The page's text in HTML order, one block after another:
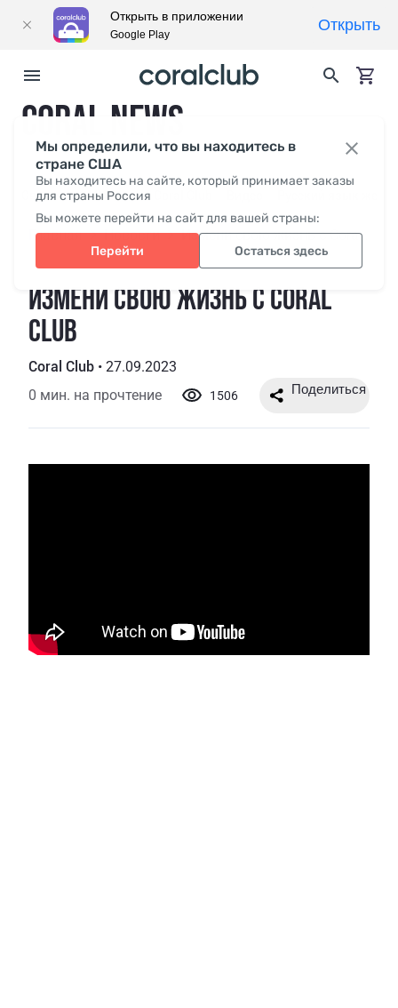
Мы определили, что вы находитесь в
стране США
Вы находитесь на сайте, который принимает заказы
для страны Россия
Вы можете перейти на сайт для вашей страны:
Перейти Остаться здесь
CORAL NEWS
Свежее СМИ о нас
Главная Новости Измени свою жизнь с Coral Club
ИЗМЕНИ СВОЮ ЖИЗНЬ С CORAL
CLUB
Coral Club • 27.09.2023
0 мин. на прочтение
1506
Открыть в приложении
Google Play
Открыть